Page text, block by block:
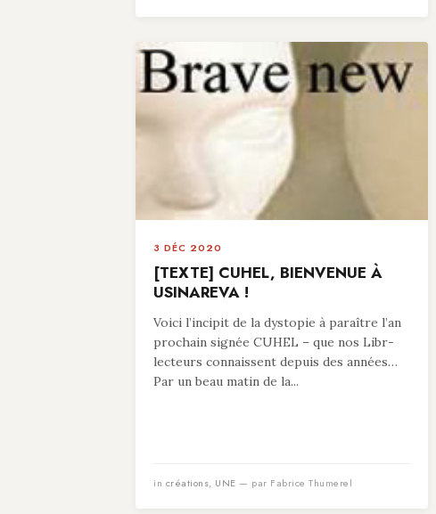
3 DÉC 2020
[TEXTE] CUHEL, BIENVENUE À
USINAREVA !
Voici l’incipit de la dystopie à paraître l’an
prochain signée CUHEL – que nos Libr-
lecteurs connaissent depuis des années…
Par un beau matin de la...
in créations, UNE — par Fabrice Thumerel